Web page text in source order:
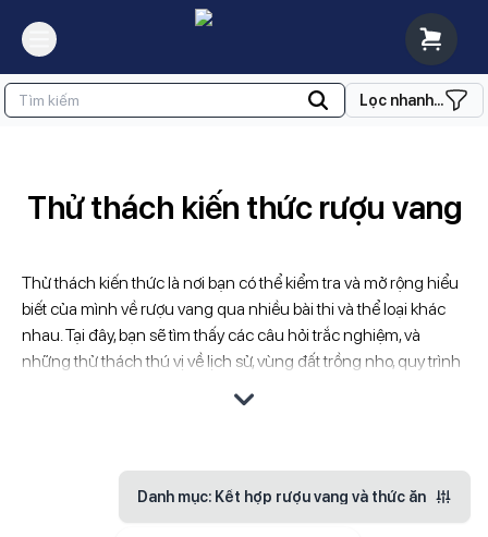
Lọc nhanh...
Thử thách kiến thức rượu vang
Thử thách kiến thức là nơi bạn có thể kiểm tra và mở rộng hiểu
biết của mình về rượu vang qua nhiều bài thi và thể loại khác
nhau. Tại đây, bạn sẽ tìm thấy các câu hỏi trắc nghiệm, và
những thử thách thú vị về lịch sử, vùng đất trồng nho, quy trình
không chỉ giúp bạn củng cố kiến thức mà còn mang lại niềm
Danh mục: Kết hợp rượu vang và thức ăn